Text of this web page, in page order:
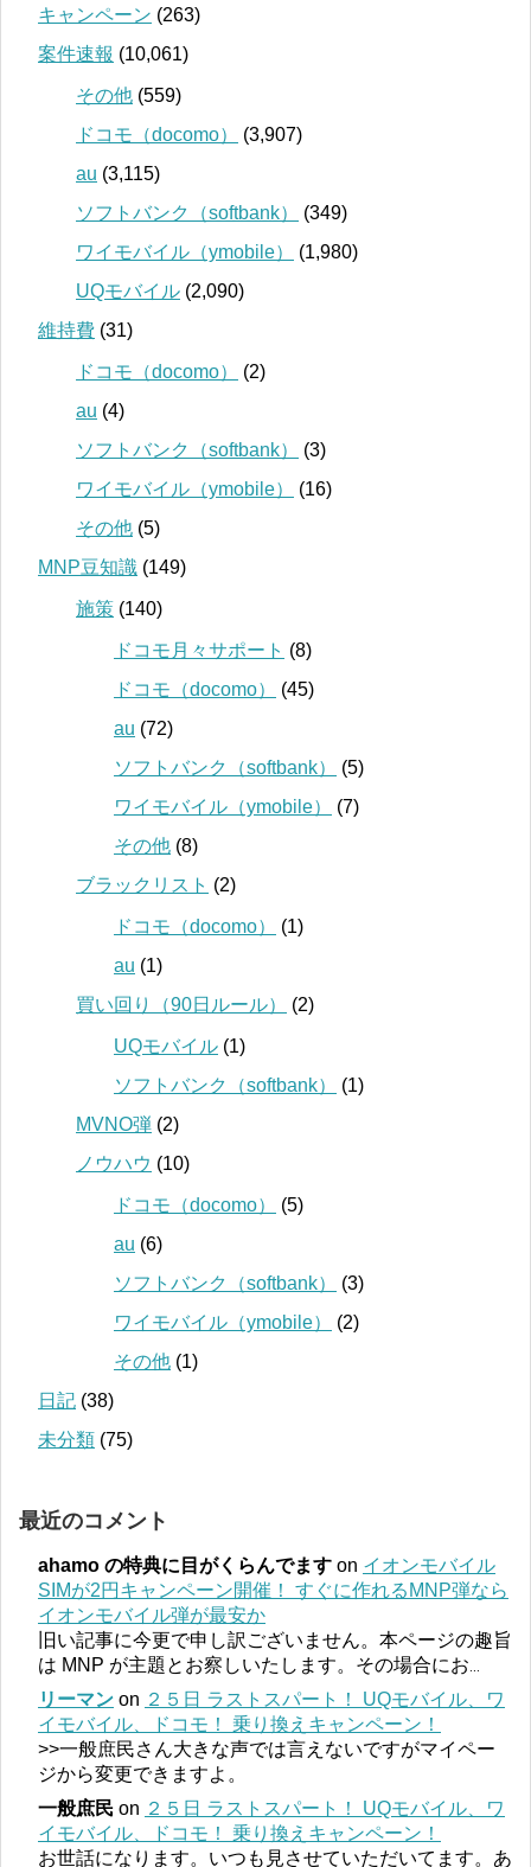
キャンペーン (263)
案件速報 (10,061)
その他 (559)
ドコモ（docomo）
(3,907)
au (3,115)
ソフトバンク（softbank）
(349)
ワイモバイル（ymobile）
(1,980)
UQモバイル (2,090)
維持費 (31)
ドコモ（docomo）
(2)
au (4)
ソフトバンク（softbank）
(3)
ワイモバイル（ymobile）
(16)
その他 (5)
MNP豆知識 (149)
施策 (140)
ドコモ月々サポート (8)
ドコモ（docomo）
(45)
au (72)
ソフトバンク（softbank）
(5)
ワイモバイル（ymobile）
(7)
その他 (8)
ブラックリスト (2)
ドコモ（docomo）
(1)
au (1)
買い回り（90日ルール）
(2)
UQモバイル (1)
ソフトバンク（softbank）
(1)
MVNO弾 (2)
ノウハウ (10)
ドコモ（docomo）
(5)
au (6)
ソフトバンク（softbank）
(3)
ワイモバイル（ymobile）
(2)
その他 (1)
日記 (38)
未分類 (75)
最近のコメント
ahamo の特典に目がくらんでます on イオンモバイル
SIMが2円キャンペーン開催！ すぐに作れるMNP弾なら
イオンモバイル弾が最安か
旧い記事に今更で申し訳ございません。本ページの趣旨
は MNP が主題とお察しいたします。その場合にお
リーマン on ２５日 ラストスパート！ UQモバイル、ワ
イモバイル、ドコモ！ 乗り換えキャンペーン！
>>一般庶民さん大きな声では言えないですがマイペー
ジから変更できますよ。
一般庶民 on ２５日 ラストスパート！ UQモバイル、ワ
イモバイル、ドコモ！ 乗り換えキャンペーン！
お世話になります。いつも見させていただいてます。あ